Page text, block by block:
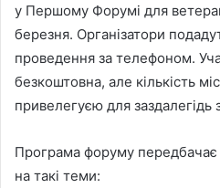
у Першому Форумі для
березня. Організатори
проведення за телефоном.
безкоштовна, але кількість
привелегуєю для заздалегiдь
Програма форуму
на такi теми: